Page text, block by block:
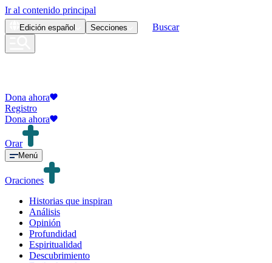
Ir al contenido principal
Edición español Secciones Buscar
Dona ahora
Registro
Dona ahora
Orar
Menú
Oraciones
Historias que inspiran
Análisis
Opinión
Profundidad
Espiritualidad
Descubrimiento